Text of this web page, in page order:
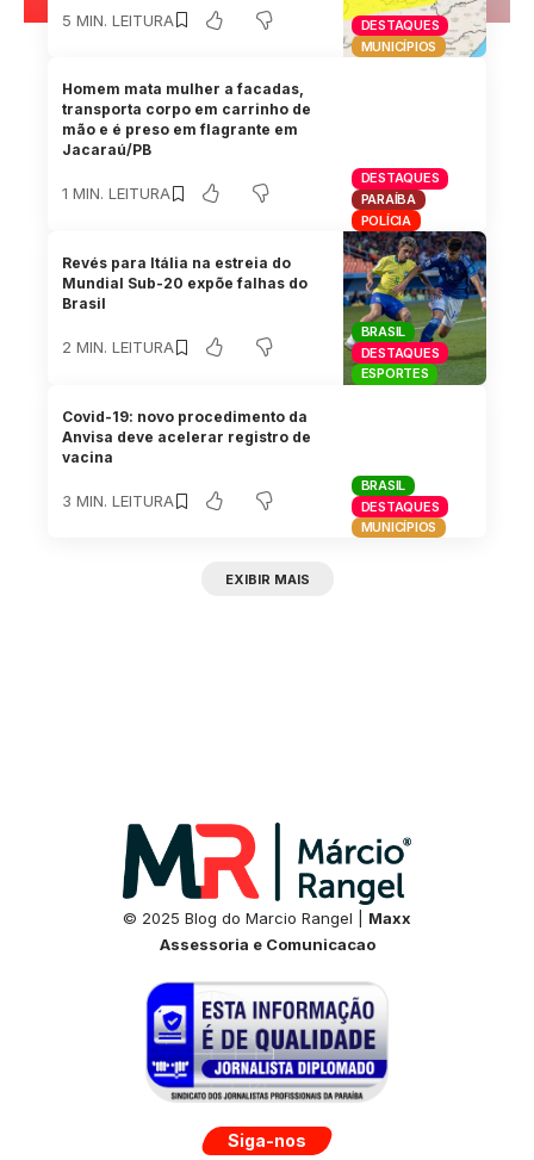
DESTAQUES
MUNICÍPIOS
5 MIN. LEITURA
DESTAQUES
PARAÍBA
POLÍCIA
Homem mata mulher a facadas,
transporta corpo em carrinho de
mão e é preso em flagrante em
Jacaraú/PB
1 MIN. LEITURA
BRASIL
DESTAQUES
ESPORTES
Revés para Itália na estreia do
Mundial Sub-20 expõe falhas do
Brasil
2 MIN. LEITURA
BRASIL
DESTAQUES
MUNICÍPIOS
Covid-19: novo procedimento da
Anvisa deve acelerar registro de
vacina
3 MIN. LEITURA
EXIBIR MAIS
© 2025 Blog do Marcio Rangel | Maxx
Assessoria e Comunicacao
Siga-nos